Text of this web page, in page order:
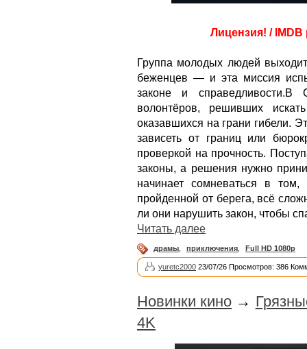
Лицензия! / IMDB
Группа молодых людей
беженцев — и эта миссия
законе и справедливости.В
волонтёров, решивших
оказавшихся на грани гибели.
зависеть от границ или
проверкой на прочность.
законы, а решения нужно
начинает сомневаться в
пройденной от берега, всё
ли они нарушить закон, чтобы
Читать далее
драмы приключения Full HD 1080p
yuretc2000 23/07/26 Просмотров: 386
Новинки кино →
4K